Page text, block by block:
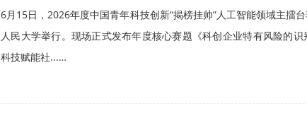
6月15日，2026年度中国青年科技创新“揭榜挂帅”人工智能领域主擂
人民大学举行。现场正式发布年度核心赛题《科创企业特有风险的
科技赋能社...…